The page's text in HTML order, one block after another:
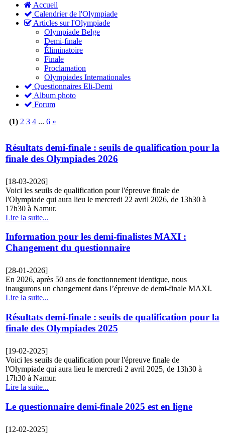
Accueil
Calendrier de l'Olympiade
Articles sur l'Olympiade
Olympiade Belge
Demi-finale
Éliminatoire
Finale
Proclamation
Olympiades Internationales
Questionnaires Eli-Demi
Album photo
Forum
(1) 2 3 4 ... 6 »
Résultats demi-finale : seuils de qualification pour la
finale des Olympiades 2026
[18-03-2026]
Voici les seuils de qualification pour l'épreuve finale de
l'Olympiade qui aura lieu le mercredi 22 avril 2026, de 13h30 à
17h30 à Namur.
Lire la suite...
Information pour les demi-finalistes MAXI :
Changement du questionnaire
[28-01-2026]
En 2026, après 50 ans de fonctionnement identique, nous
inaugurons un changement dans l’épreuve de demi-finale MAXI.
Lire la suite...
Résultats demi-finale : seuils de qualification pour la
finale des Olympiades 2025
[19-02-2025]
Voici les seuils de qualification pour l'épreuve finale de
l'Olympiade qui aura lieu le mercredi 2 avril 2025, de 13h30 à
17h30 à Namur.
Lire la suite...
Le questionnaire demi-finale 2025 est en ligne
[12-02-2025]